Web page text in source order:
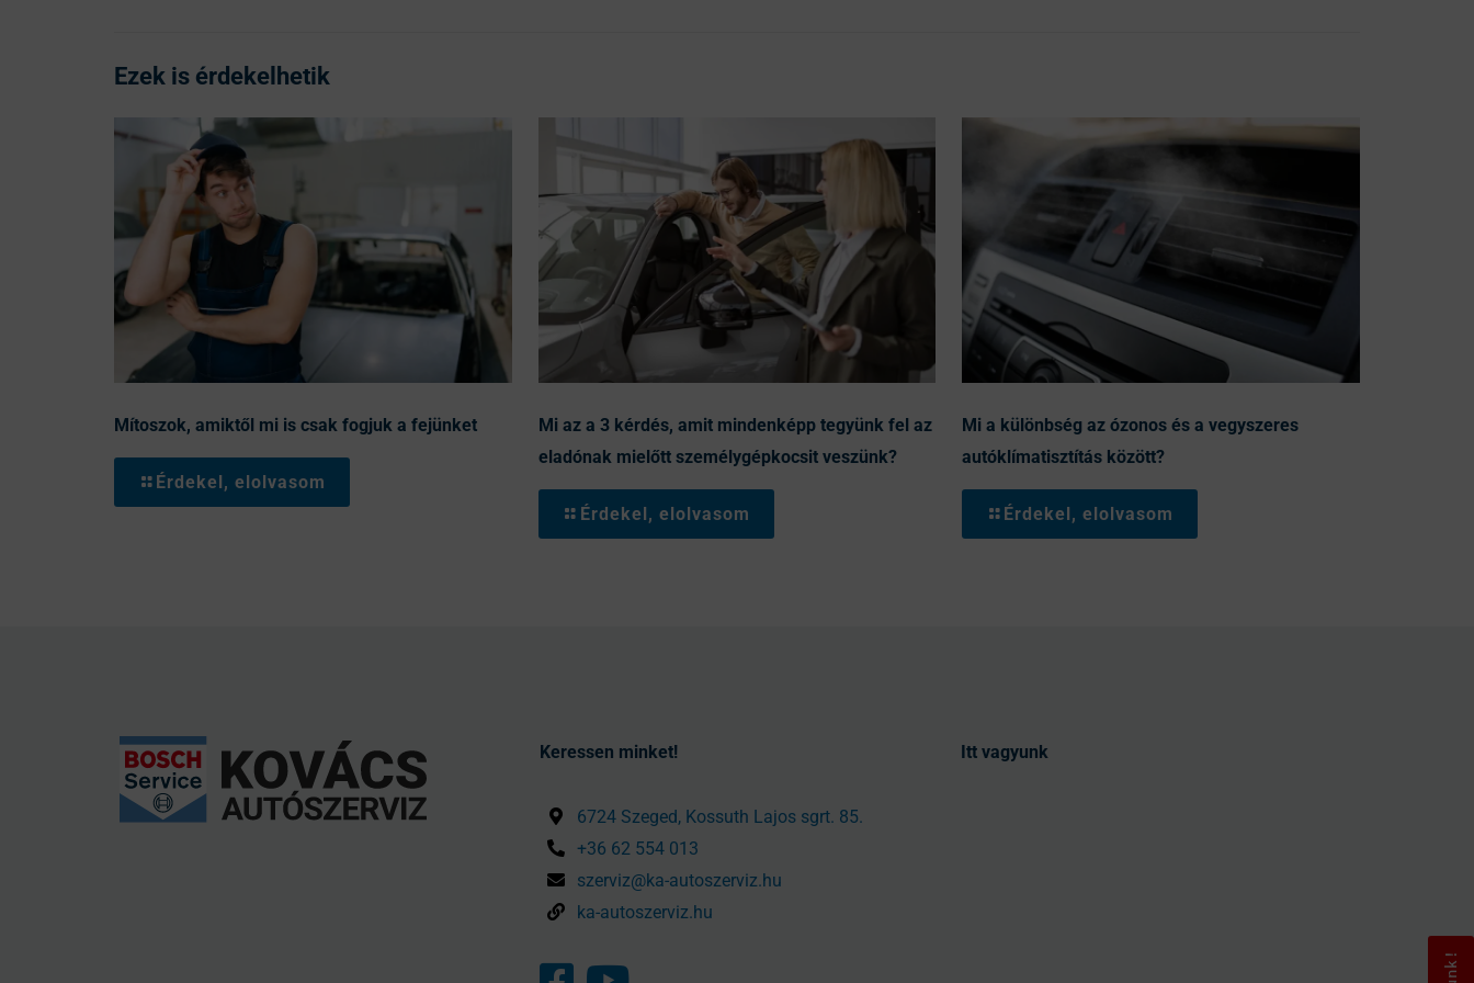
Ezek is érdekelhetik
Mítoszok, amiktől mi is csak fogjuk a fejünket
Érdekel, elolvasom
Mi az a 3 kérdés, amit mindenképp tegyünk fel az
eladónak mielőtt személygépkocsit veszünk?
Érdekel, elolvasom
Mi a különbség az ózonos és a vegyszeres
autóklímatisztítás között?
Érdekel, elolvasom
Keressen minket!
6724 Szeged, Kossuth Lajos sgrt. 85.
+36 62 554 013
szerviz@ka-autoszerviz.hu
ka-autoszerviz.hu
Itt vagyunk